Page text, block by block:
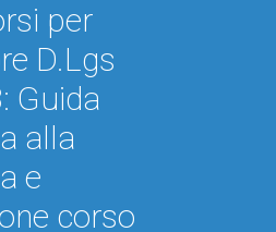
per
D.Lgs
Guida
alla
e
corso